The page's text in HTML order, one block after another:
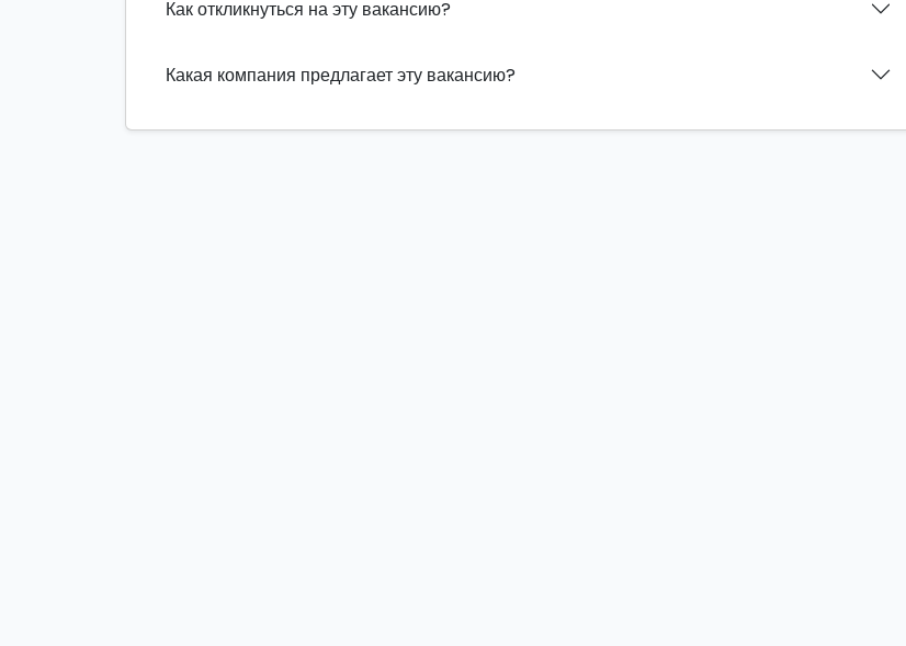
Как откликнуться на эту вакансию?
Какая компания предлагает эту вакансию?